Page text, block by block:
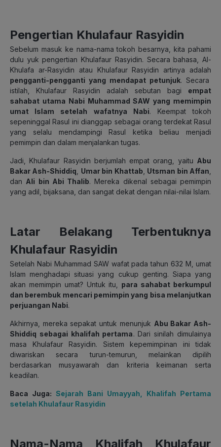
Pengertian Khulafaur Rasyidin
Sebelum masuk ke nama-nama tokoh besarnya, kita pahami
dulu yuk pengertian Khulafaur Rasyidin. Secara bahasa, Al-
Khulafa ar-Rasyidin atau Khulafaur Rasyidin artinya adalah
pengganti-pengganti yang mendapat petunjuk. Secara
istilah, Khulafaur Rasyidin adalah sebutan bagi empat
sahabat utama Nabi Muhammad SAW yang memimpin
umat Islam setelah wafatnya Nabi. Keempat tokoh
sepeninggal Rasul ini dianggap sebagai orang terdekat Rasul
yang selalu mendampingi Rasul ketika beliau menjadi
pemimpin dan dalam menjalankan tugas.
Jadi, Khulafaur Rasyidin berjumlah empat orang, yaitu Abu
Bakar Ash-Shiddiq
Umar bin Khattab Utsman bin Affan
dan Ali bin Abi Thalib. Mereka dikenal sebagai pemimpin
yang adil, bijaksana, dan sangat dekat dengan nilai-nilai Islam.
Latar Belakang Terbentuknya
Khulafaur Rasyidin
Setelah Nabi Muhammad SAW wafat pada tahun 632 M, umat
Islam menghadapi situasi yang cukup genting. Siapa yang
akan memimpin umat? Untuk itu, para sahabat berkumpul
dan berembuk mencari pemimpin yang bisa melanjutkan
perjuangan Nabi.
Akhirnya, mereka sepakat untuk menunjuk Abu Bakar Ash-
Shiddiq sebagai khalifah pertama. Dari sinilah dimulainya
masa Khulafaur Rasyidin. Sistem kepemimpinan ini tidak
diwariskan secara turun-temurun, melainkan dipilih
berdasarkan musyawarah dan kriteria keimanan serta
keadilan.
Baca Juga: Sejarah Bani Umayyah, Khalifah Pertama
setelah Khulafaur Rasyidin
Nama-Nama Khalifah Khulafaur